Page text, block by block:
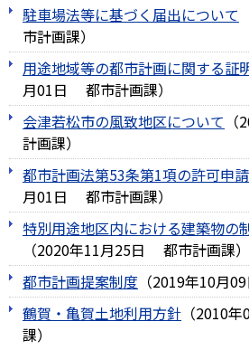
駐車場法等に基づく届出について
市計画課）
用途地域等の都市計画に関する証
月01日
都市計画課）
会津若松市の風致地区について （
計画課）
都市計画法第53条第1項の許可申
月01日
都市計画課）
特別用途地区内における建築物の
（2020年11月25日 都市計画課）
都市計画提案制度 （2019年10月09
鶴賀・亀賀土地利用方針 （2010年
課）